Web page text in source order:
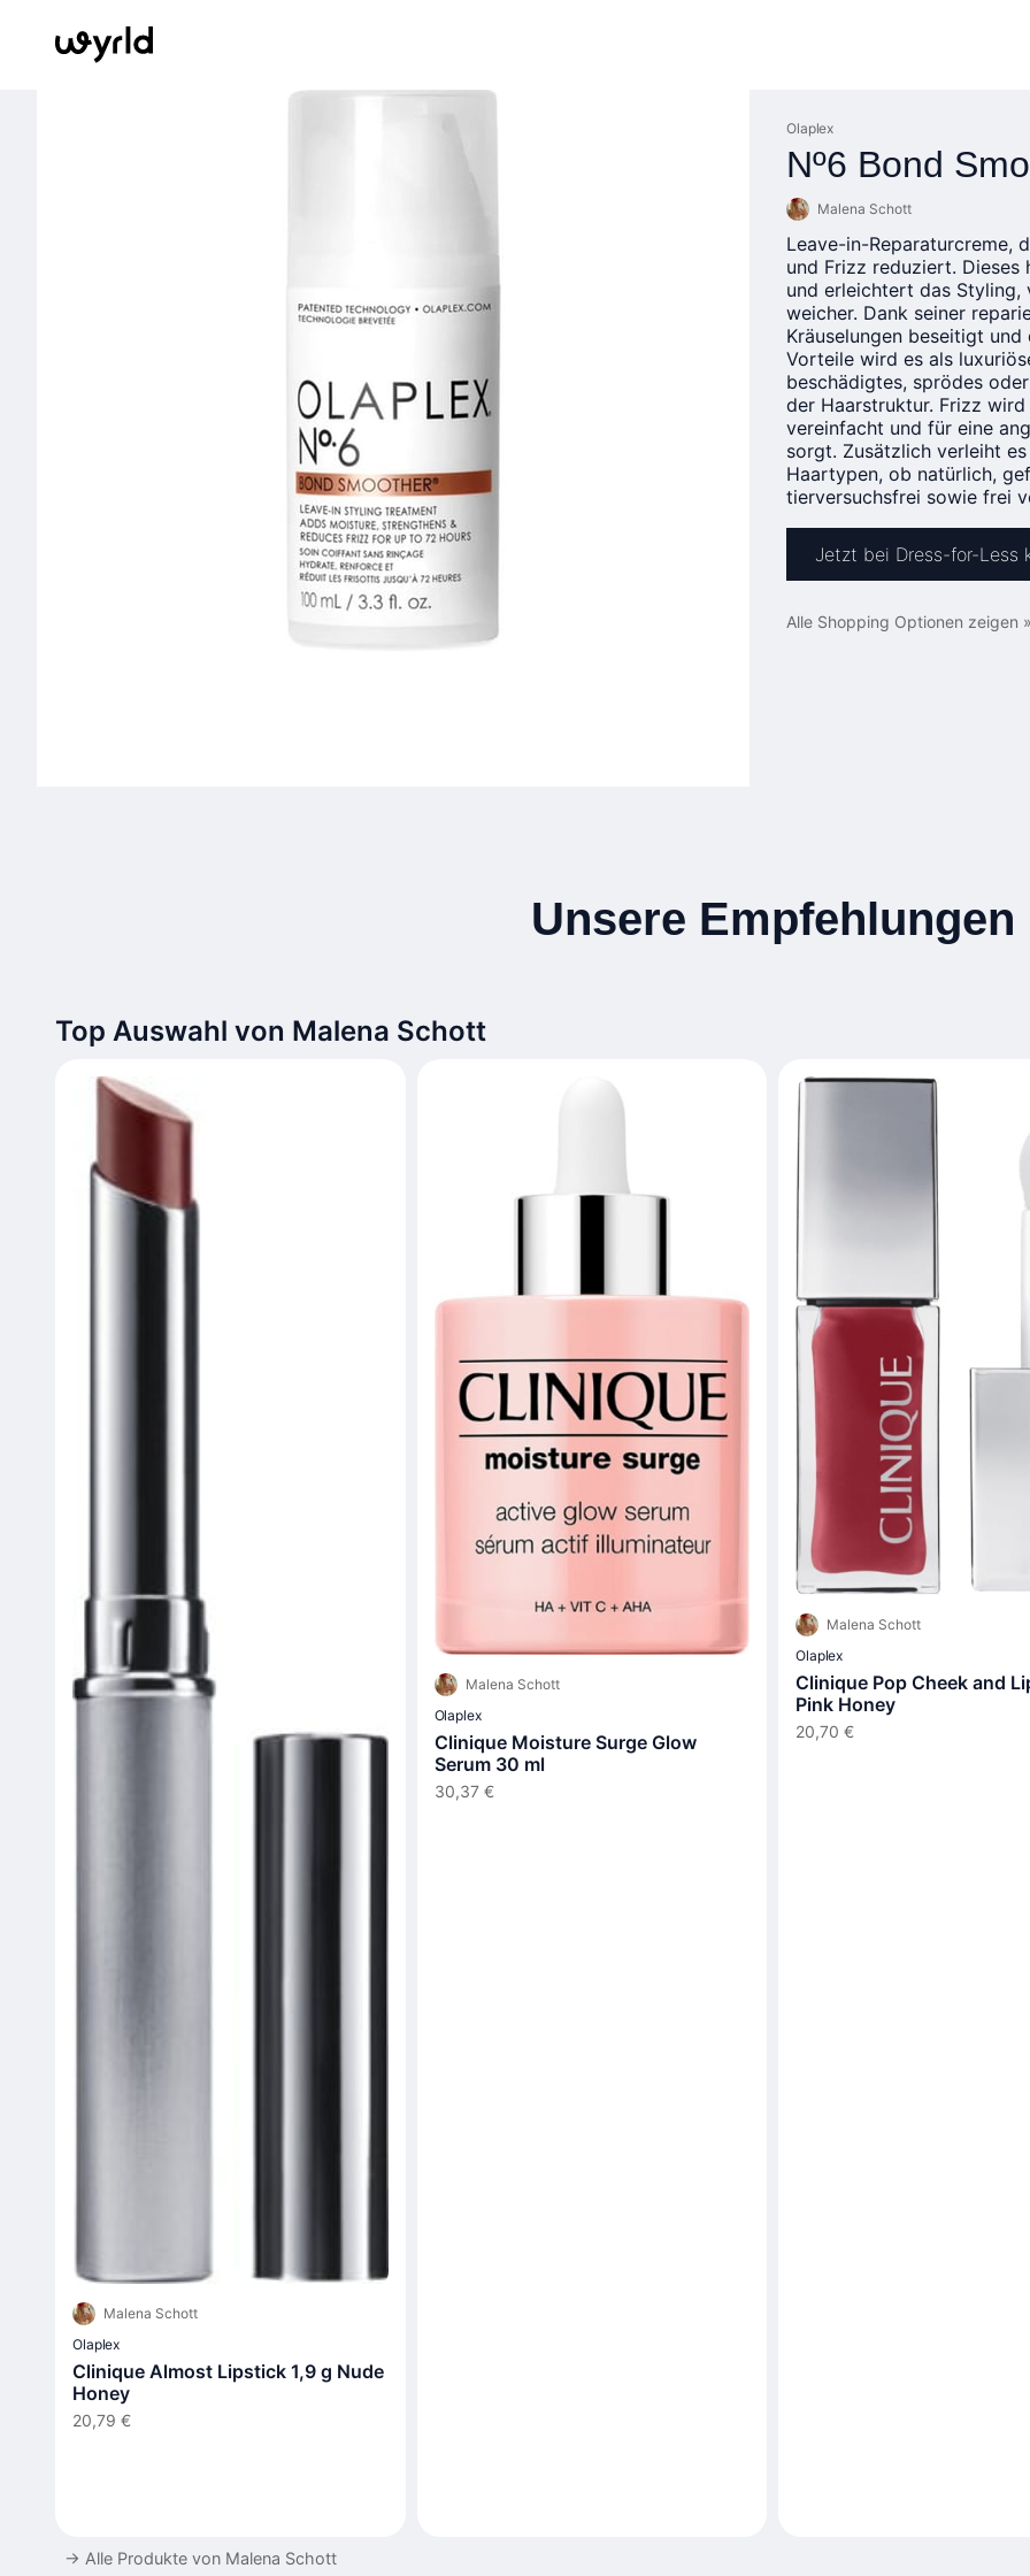
Olaplex
Nº6 Bond
Malena Schott
Leave-in-Reparaturcreme,
und Frizz reduziert.
und erleichtert das Styling,
weicher. Dank seiner
Kräuselungen beseitigt
Vorteile wird es als
beschädigtes, sprödes
der Haarstruktur. Frizz
vereinfacht und für eine
sorgt. Zusätzlich verleiht
Haartypen, ob natürlich,
tierversuchsfrei sowie frei
Jetzt bei Dress-for-Less
Alle Shopping Optionen zeigen »
Unsere Empfehlungen
Top Auswahl von Malena Schott
Malena Schott
Olaplex
Clinique Almost Lipstick 1,9 g Nude
Honey
20,79 €
Malena Schott
Olaplex
Clinique Moisture Surge Glow
Serum 30 ml
30,37 €
Malena Schott
Olaplex
Clinique Pop Cheek and
Pink Honey
20,70 €
→ Alle Produkte von Malena Schott